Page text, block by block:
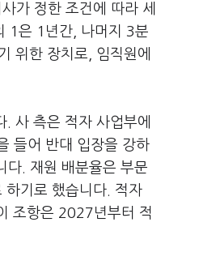
가 정한 조건에 따라 세
1 은 1 년간 나머지 3분
위한 장치로
임직원에
사 측은 적자 사업부에
들어 반대 입장을 강하
다
재원 배분율은 부문
하기로 했습니다
적자
조항은 2027년부터 적